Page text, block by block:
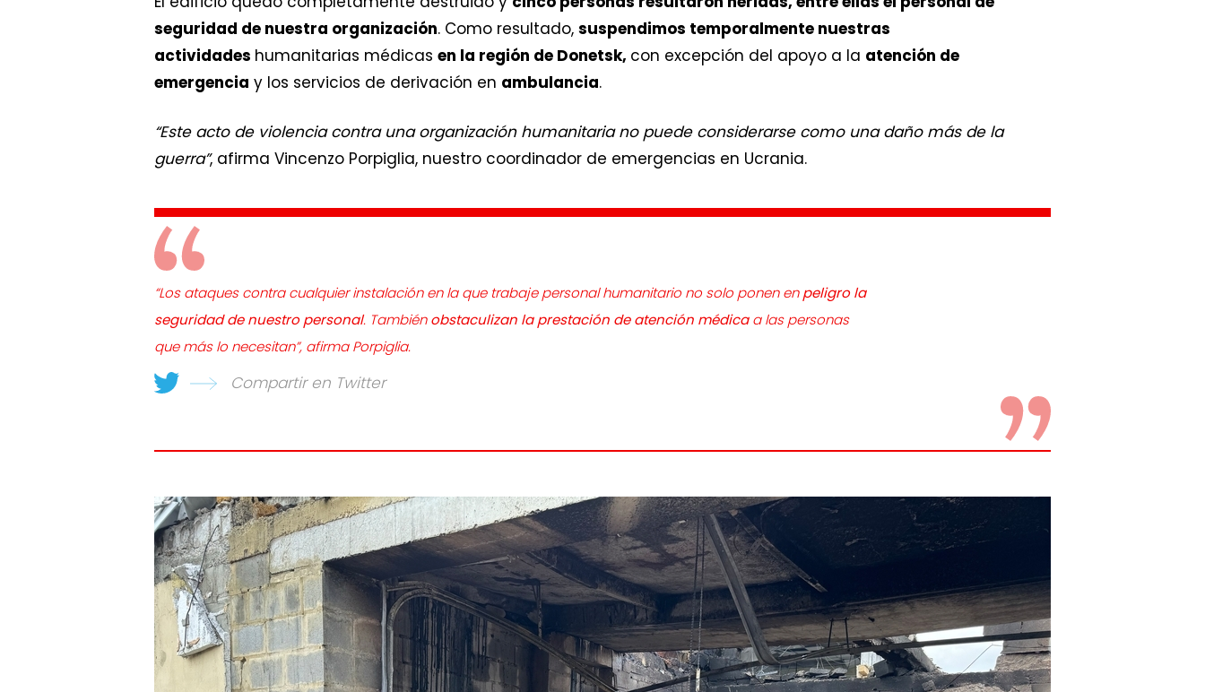
seguridad de nuestra organización. Como resultado, suspendimos temporalmente nuestras
actividades humanitarias médicas en la región de Donetsk, con excepción del apoyo a la atención de
emergencia y los servicios de derivación en ambulancia.
“Este acto de violencia contra una organización humanitaria no puede considerarse como una daño más de la
guerra”, afirma Vincenzo Porpiglia, nuestro coordinador de emergencias en Ucrania.
“Los ataques contra cualquier instalación en la que trabaje personal humanitario no solo ponen enpeligro la
seguridad de nuestro personal. Tambiénobstaculizan la prestación de atención médicaa las personas
que más lo necesitan”, afirma Porpiglia.
Compartir en Twitter